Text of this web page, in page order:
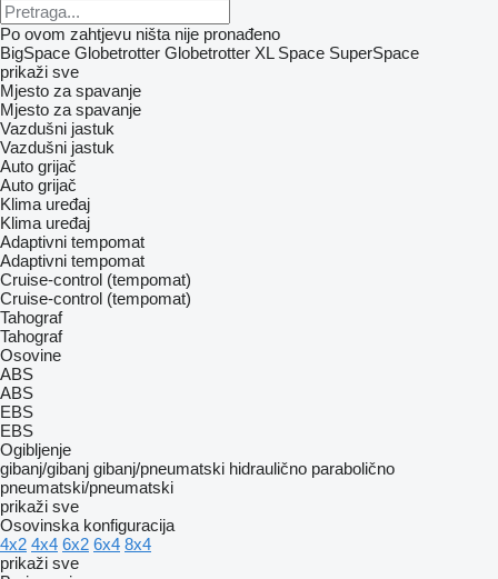
Po ovom zahtjevu ništa nije pronađeno
BigSpace Globetrotter Globetrotter XL Space SuperSpace
prikaži sve
Mjesto za spavanje
Mjesto za spavanje
Vazdušni jastuk
Vazdušni jastuk
Auto grijač
Auto grijač
Klima uređaj
Klima uređaj
Adaptivni tempomat
Adaptivni tempomat
Cruise-control (tempomat)
Cruise-control (tempomat)
Tahograf
Tahograf
Osovine
ABS
ABS
EBS
EBS
Ogibljenje
gibanj/gibanj gibanj/pneumatski hidraulično parabolično
pneumatski/pneumatski
prikaži sve
Osovinska konfiguracija
4x2 4x4 6x2 6x4 8x4
prikaži sve